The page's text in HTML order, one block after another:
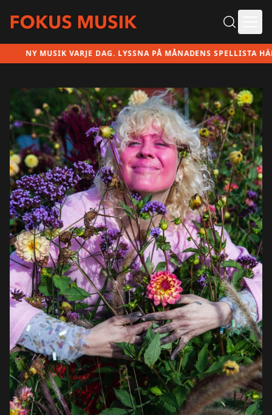
NY MUSIK VARJE DAG. LYSSNA PÅ MÅNADENS SPELLISTA HÄR!